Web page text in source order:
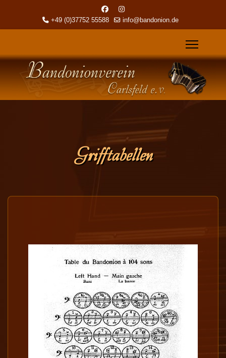
+49 (0)37752 55588 info@bandonion.de
Grifftabellen